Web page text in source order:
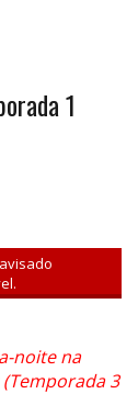
1
noite na
3